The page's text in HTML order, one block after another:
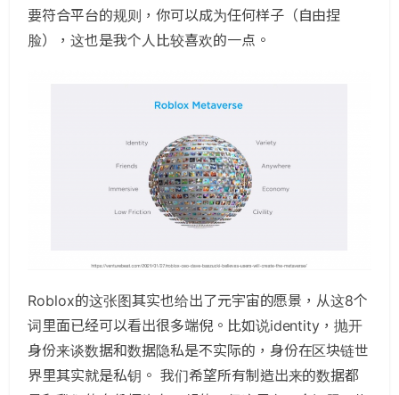
要符合平台的规则，你可以成为任何样子（自由捏
脸），这也是我个人比较喜欢的一点。
Roblox的这张图其实也给出了元宇宙的愿景，从这8个
词里面已经可以看出很多端倪。比如说identity，抛开
身份来谈数据和数据隐私是不实际的，身份在区块链世
界里其实就是私钥。 我们希望所有制造出来的数据都